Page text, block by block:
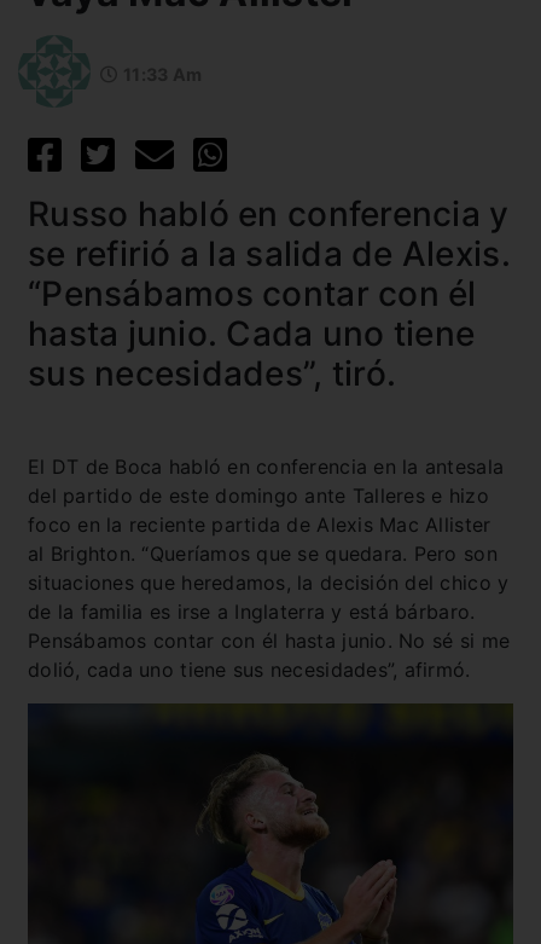
Russo habló en conferencia y
se refirió a la salida de Alexis.
“Pensábamos contar con él
hasta junio. Cada uno tiene
sus necesidades”, tiró.
El DT de Boca habló en conferencia en la antesala
del partido de este domingo ante Talleres e hizo
foco en la reciente partida de Alexis Mac Allister
al Brighton. “Queríamos que se quedara. Pero son
situaciones que heredamos, la decisión del chico y
de la familia es irse a Inglaterra y está bárbaro.
Pensábamos contar con él hasta junio. No sé si me
dolió, cada uno tiene sus necesidades”, afirmó.